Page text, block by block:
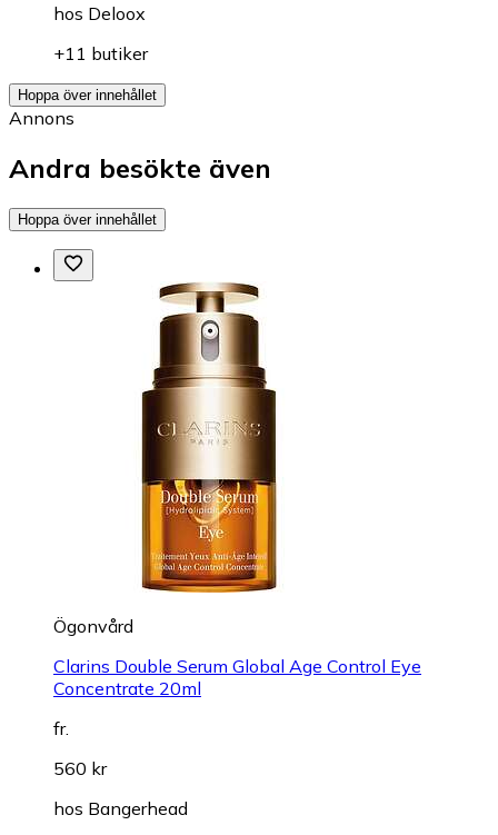
hos Deloox
+11 butiker
Hoppa över innehållet
Annons
Andra besökte även
Hoppa över innehållet
Ögonvård
Clarins Double Serum Global Age Control Eye
Concentrate 20ml
fr.
560 kr
hos Bangerhead